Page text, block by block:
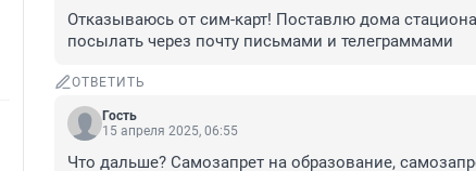
Отказываюсь от сим-карт! Поставлю дома
посылать через почту письмами и телеграммами
ОТВЕТИТЬ
Гость
15 апреля 2025, 06:55
Что дальше? Самозапрет на образование,